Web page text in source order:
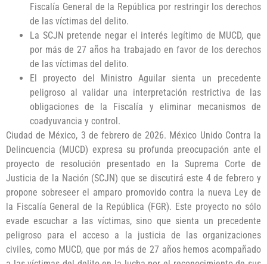
Fiscalía General de la República por restringir los derechos
de las víctimas del delito.
La SCJN pretende negar el interés legítimo de MUCD, que
por más de 27 años ha trabajado en favor de los derechos
de las víctimas del delito.
El proyecto del Ministro Aguilar sienta un precedente
peligroso al validar una interpretación restrictiva de las
obligaciones de la Fiscalía y eliminar mecanismos de
coadyuvancia y control.
Ciudad de México, 3 de febrero de 2026. México Unido Contra la
Delincuencia (MUCD) expresa su profunda preocupación ante el
proyecto de resolución presentado en la Suprema Corte de
Justicia de la Nación (SCJN) que se discutirá este 4 de febrero y
propone sobreseer el amparo promovido contra la nueva Ley de
la Fiscalía General de la República (FGR). Este proyecto no sólo
evade escuchar a las víctimas, sino que sienta un precedente
peligroso para el acceso a la justicia de las organizaciones
civiles, como MUCD, que por más de 27 años hemos acompañado